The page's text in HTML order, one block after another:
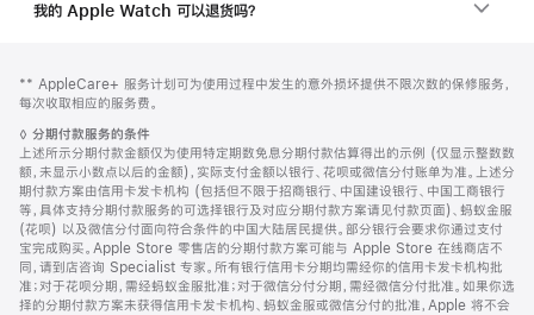
我的 Apple Watch 可以退货吗？
页
页
脚
脚
注
** AppleCare+ 服务计划可为使用过程中发生的意外损坏提供不限次数的保修服务，
每次收取相应的服务费。
脚
注
◊ 分期付款服务的条件
上述所示分期付款金额仅为使用特定期数免息分期付款估算得出的示例 (仅显示整数数
额，未显示小数点以后的金额)，实际支付金额以银行、花呗或微信分付账单为准。上述分
期付款方案由信用卡发卡机构 (包括但不限于招商银行、中国建设银行、中国工商银行
等，具体支持分期付款服务的可选择银行及对应分期付款方案请见付款页面)、蚂蚁金服
(花呗) 以及微信分付面向符合条件的中国大陆居民提供。部分银行会要求你通过支付
宝完成购买。Apple Store 零售店的分期付款方案可能与 Apple Store 在线商店不
同，请到店咨询 Specialist 专家。所有银行信用卡分期均需经你的信用卡发卡机构批
准；对于花呗分期，需经蚂蚁金服批准；对于微信分付分期，需经微信分付批准。如果你选
择的分期付款方案未获得信用卡发卡机构、蚂蚁金服或微信分付的批准，Apple 将不会